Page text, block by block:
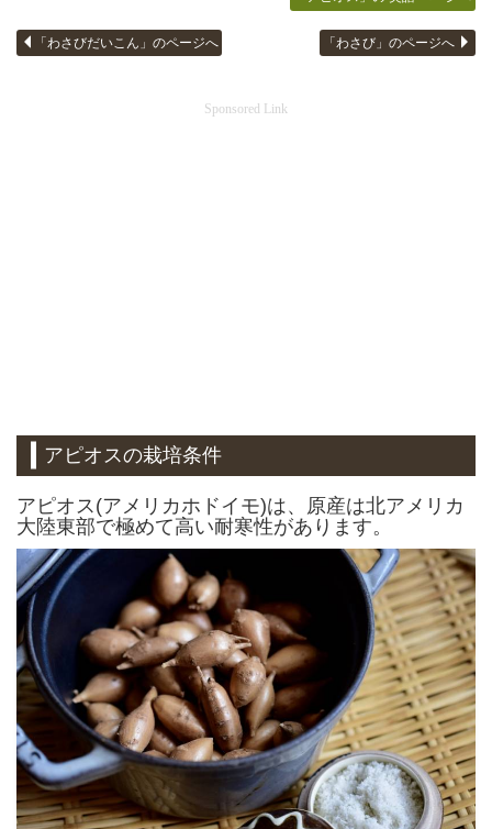
「わさびだいこん」のページへ 「わさび」のページへ
Sponsored Link
アピオスの栽培条件
アピオス(アメリカホドイモ)は、原産は北アメリカ
大陸東部で極めて高い耐寒性があります。